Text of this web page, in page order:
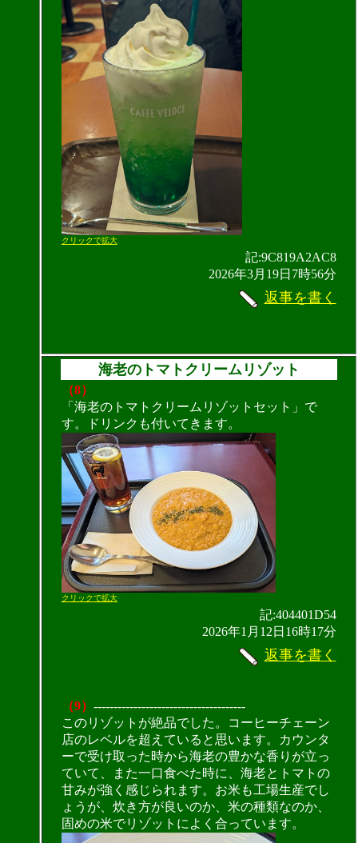
クリックで拡大
記:9C819A2AC8
2026年3月19日7時56分
返事を書く
海老のトマトクリームリゾット
（8）
「海老のトマトクリームリゾットセット」で
す。ドリンクも付いてきます。
クリックで拡大
記:404401D54
2026年1月12日16時17分
返事を書く
（9） --------------------------------------
このリゾットが絶品でした。コーヒーチェーン
店のレベルを超えていると思います。カウンタ
ーで受け取った時から海老の豊かな香りが立っ
ていて、また一口食べた時に、海老とトマトの
甘みが強く感じられます。お米も工場生産でし
ょうが、炊き方が良いのか、米の種類なのか、
固めの米でリゾットによく合っています。